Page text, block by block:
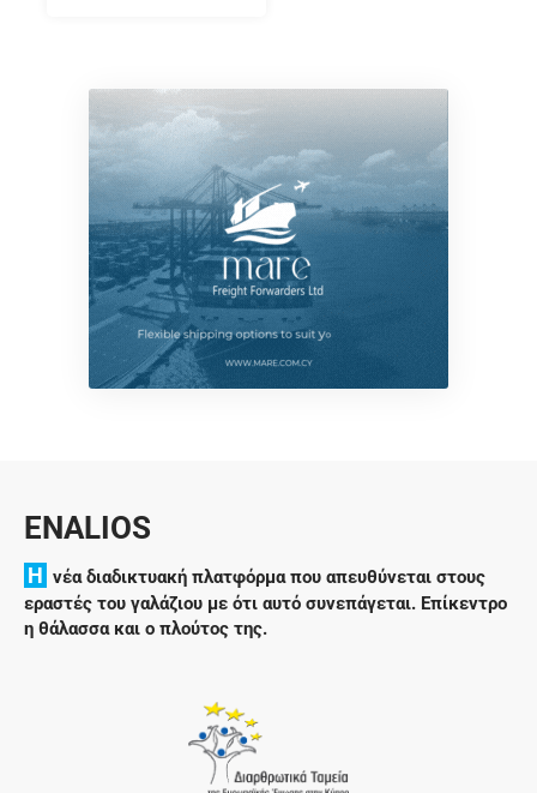
ENALIOS
H νέα διαδικτυακή πλατφόρμα που απευθύνεται στους
εραστές του γαλάζιου με ότι αυτό συνεπάγεται. Επίκεντρο
η θάλασσα και ο πλούτος της.